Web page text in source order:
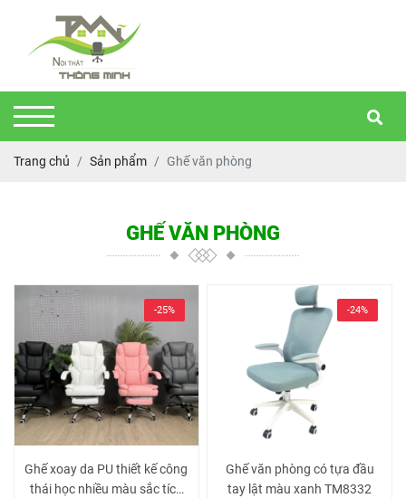
Trang chủ Sản phẩm Ghế văn phòng
GHẾ VĂN PHÒNG
Ghế xoay da PU thiết kế công
thái học nhiều màu sắc tích
-25%
Ghế văn phòng có tựa đầu
tay lật màu xanh TM8332
-24%